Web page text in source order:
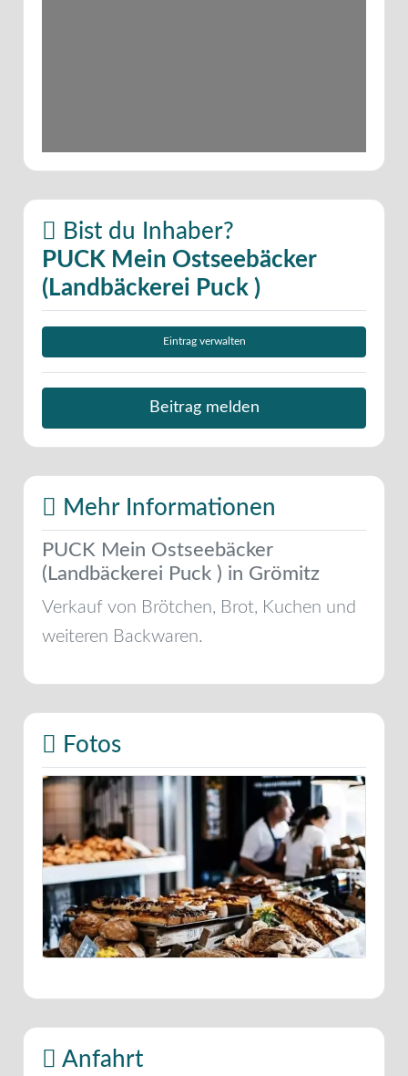
Bist du Inhaber?
PUCK Mein Ostseebäcker
(Landbäckerei Puck )
Eintrag verwalten
Beitrag melden
Mehr Informationen
PUCK Mein Ostseebäcker
(Landbäckerei Puck ) in Grömitz
Verkauf von Brötchen, Brot, Kuchen und
weiteren Backwaren.
Fotos
Anfahrt